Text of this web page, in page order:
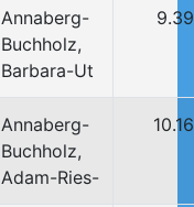
Annaberg-
Buchholz,
Barbara-Ut
Annaberg-
Buchholz,
Adam-Ries-